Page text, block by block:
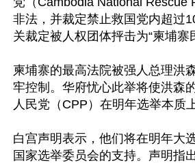
非法，并裁定禁止救国党内超过
关裁定被人权团体抨击为“柬埔寨
柬埔寨的最高法院被强人总理洪
牢控制。华府忧心此举将使洪森
人民党（CPP）在明年选举本质
白宫声明表示，他们将在明年大
国家选举委员会的支持。声明指